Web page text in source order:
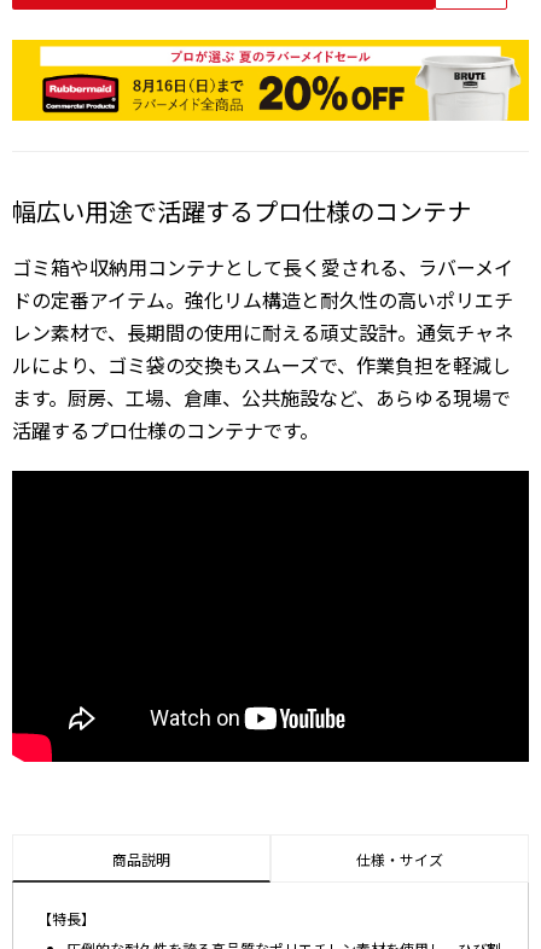
幅広い用途で活躍するプロ仕様のコンテナ
ゴミ箱や収納用コンテナとして長く愛される、ラバーメイ
ドの定番アイテム。強化リム構造と耐久性の高いポリエチ
レン素材で、長期間の使用に耐える頑丈設計。通気チャネ
ルにより、ゴミ袋の交換もスムーズで、作業負担を軽減し
ます。厨房、工場、倉庫、公共施設など、あらゆる現場で
活躍するプロ仕様のコンテナです。
商品説明 仕様・サイズ
【特長】